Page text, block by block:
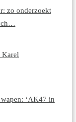
zo onderzoekt
Karel
‘AK47 in